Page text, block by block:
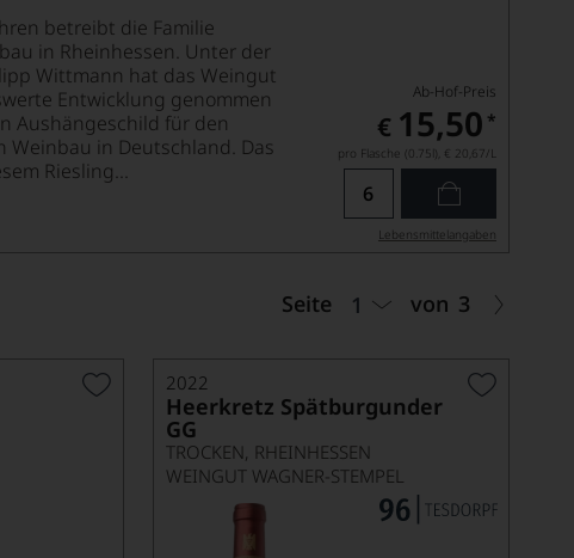
betreibt die Familie
in Rheinhessen. Unter der
Wittmann hat das Weingut
Entwicklung genommen
Aushängeschild für den
Weinbau in Deutschland. Das
Riesling...
Ab-Hof-Preis
€ 15,50 *
pro Flasche (0.75l), € 20,67/L
Lebensmittel­angaben
Seite 1 von 3
2022
Heerkretz Spätburgunder
GG
TROCKEN, RHEINHESSEN
WEINGUT WAGNER-STEMPEL